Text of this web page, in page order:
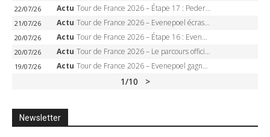
22/07/26 Actu Tour de France 2026 – Étape 17 : Pedersen peut-il verrouiller le maillot vert à Voiron ?
21/07/26 Actu Tour de France 2026 – Evenepoel écrase le chrono d’Évian, Seixas 4e, Lipowitz abandonne
20/07/26 Actu Tour de France 2026 – Étape 16 : Evenepoel, Pogacar, Ganna… qui domptera le chrono d’Évian pour redessiner le podium ?
20/07/26 Actu Tour de France 2026 – Le parcours officiel complet : 21 étapes, profils, carte et dates
19/07/26 Actu Tour de France 2026 – Evenepoel gagne à Solaison, Vingegaard abandonne, Pogacar toujours en jaune
1/10 >
Newsletter